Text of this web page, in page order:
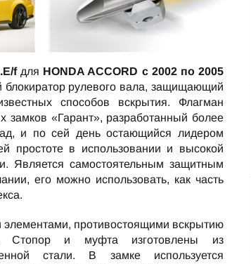
f для HONDA ACCORD c 2002 по 2005
блокиратор рулевого вала, защищающий
способов вскрытия. Флагман
замков «Гарант», разработанный более
и по сей день остающийся лидером
простоте в использовании и высокой
Является самостоятельным защитным
его можно использовать, как часть
противостоящими вскрытию
Стопор и муфта изготовлены из
стали. В замке используется